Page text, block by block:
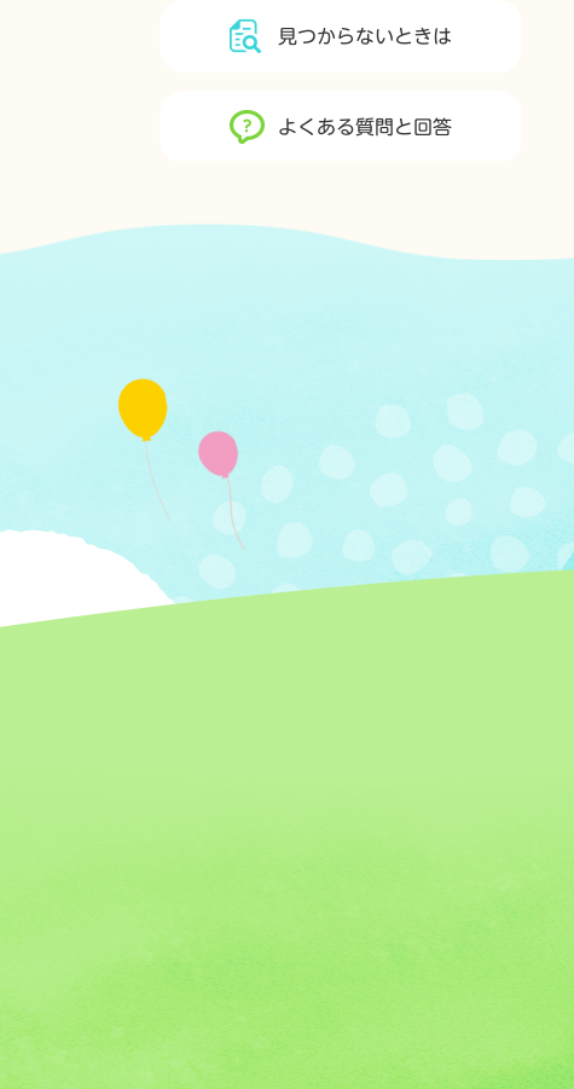
見つからないときは
よくある質問と回答